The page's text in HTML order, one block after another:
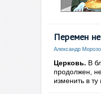
Перемен
Александр
Церковь. В
продолжен,
изменить в